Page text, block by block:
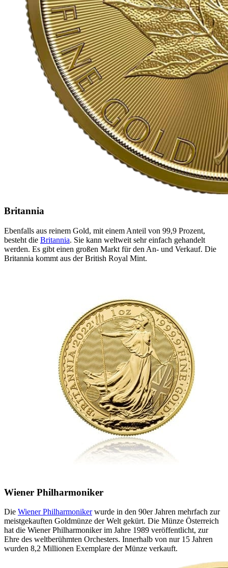
Britannia
Ebenfalls aus reinem Gold, mit einem Anteil von 99,9 Prozent,
besteht die Britannia. Sie kann weltweit sehr einfach gehandelt
werden. Es gibt einen großen Markt für den An- und Verkauf. Die
Britannia kommt aus der British Royal Mint.
Wiener Philharmoniker
Die Wiener Philharmonikerwurde in den 90er Jahren mehrfach zur
meistgekauften Goldmünze der Welt gekürt. Die Münze Österreich
hat die Wiener Philharmoniker im Jahre 1989 veröffentlicht, zur
Ehre des weltberühmten Orchesters. Innerhalb von nur 15 Jahren
wurden 8,2 Millionen Exemplare der Münze verkauft.